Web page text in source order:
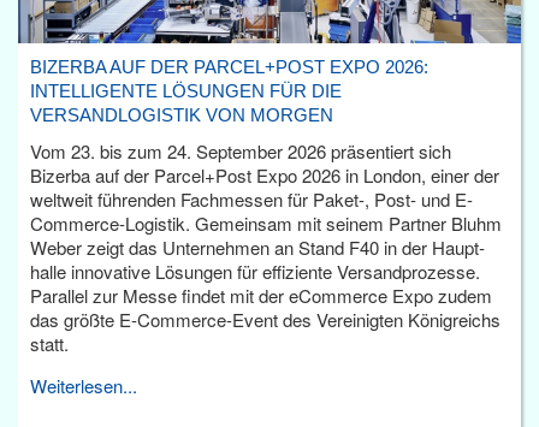
BIZERBA AUF DER PARCEL+POST EXPO 2026:
INTELLIGENTE LÖSUNGEN FÜR DIE
VERSANDLOGISTIK VON MORGEN
Vom 23. bis zum 24. September 2026 präsentiert sich
Bizerba auf der Parcel+Post Expo 2026 in London, einer der
weltweit führenden Fachmessen für Paket-, Post- und E-
Commerce-Logistik. Gemeinsam mit seinem Partner Bluhm
Weber zeigt das Unternehmen an Stand F40 in der Haupt­
halle innovative Lösungen für effiziente Versandprozesse.
Parallel zur Messe findet mit der eCommerce Expo zudem
das größte E-Commerce-Event des Vereinigten Königreichs
statt.
Weiterlesen...